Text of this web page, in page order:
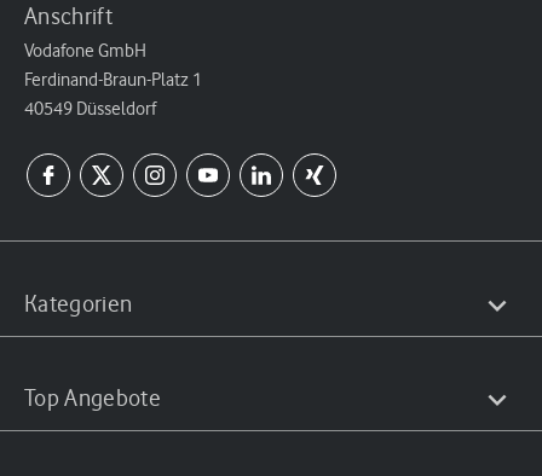
Anschrift
Vodafone GmbH
Ferdinand-Braun-Platz 1
40549 Düsseldorf
Kategorien
Top Angebote